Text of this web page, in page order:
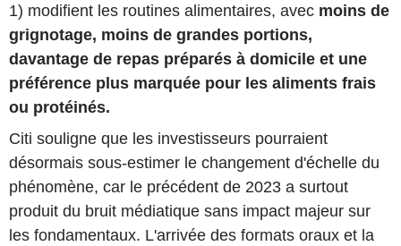
1) modifient les routines alimentaires, avec moins de
grignotage, moins de grandes portions,
davantage de repas préparés à domicile et une
préférence plus marquée pour les aliments frais
ou protéinés.
Citi souligne que les investisseurs pourraient
désormais sous-estimer le changement d'échelle du
phénomène, car le précédent de 2023 a surtout
produit du bruit médiatique sans impact majeur sur
les fondamentaux. L'arrivée des formats oraux et la